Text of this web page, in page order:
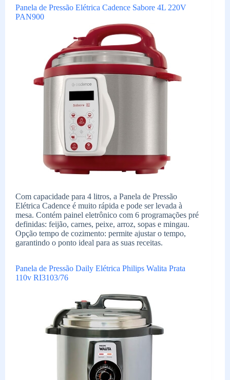
Panela de Pressão Elétrica Cadence Sabore 4L 220V
PAN900
Com capacidade para 4 litros, a Panela de Pressão
Elétrica Cadence é muito rápida e pode ser levada à
mesa. Contém painel eletrônico com 6 programações pré
definidas: feijão, carnes, peixe, arroz, sopas e mingau.
Opção tempo de cozimento: permite ajustar o tempo,
garantindo o ponto ideal para as suas receitas.
Panela de Pressão Daily Elétrica Philips Walita Prata
110v RI3103/76